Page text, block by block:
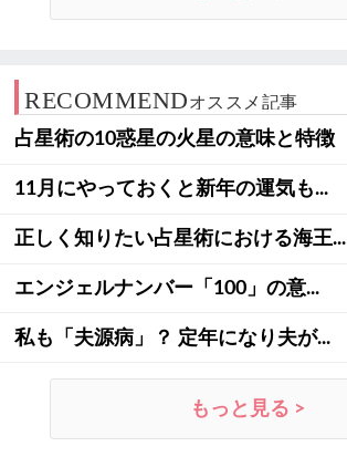
RECOMMENDオススメ記事
占星術の10惑星の火星の意味と特徴
11月にやっておくと新年の運気も...
正しく知りたい占星術における海王...
エンジェルナンバー「100」の意...
私も「夫源病」？ 定年になり夫が...
もっと見る >